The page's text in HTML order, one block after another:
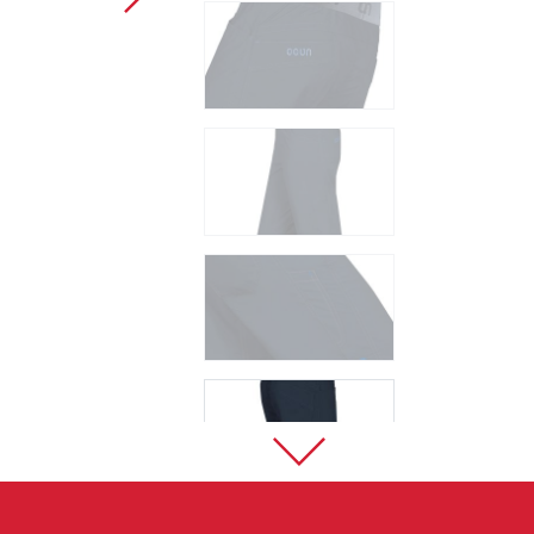
Sportklettern